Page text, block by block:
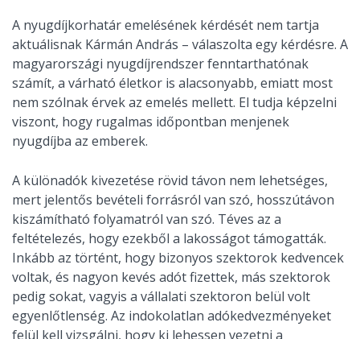
A nyugdíjkorhatár emelésének kérdését nem tartja
aktuálisnak Kármán András – válaszolta egy kérdésre. A
magyarországi nyugdíjrendszer fenntarthatónak
számít, a várható életkor is alacsonyabb, emiatt most
nem szólnak érvek az emelés mellett. El tudja képzelni
viszont, hogy rugalmas időpontban menjenek
nyugdíjba az emberek.
A különadók kivezetése rövid távon nem lehetséges,
mert jelentős bevételi forrásról van szó, hosszútávon
kiszámítható folyamatról van szó. Téves az a
feltételezés, hogy ezekből a lakosságot támogatták.
Inkább az történt, hogy bizonyos szektorok kedvencek
voltak, és nagyon kevés adót fizettek, más szektorok
pedig sokat, vagyis a vállalati szektoron belül volt
egyenlőtlenség. Az indokolatlan adókedvezményeket
felül kell vizsgálni, hogy ki lehessen vezetni a